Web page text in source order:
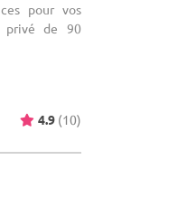
pour vos
privé de 90
4.9 (10)